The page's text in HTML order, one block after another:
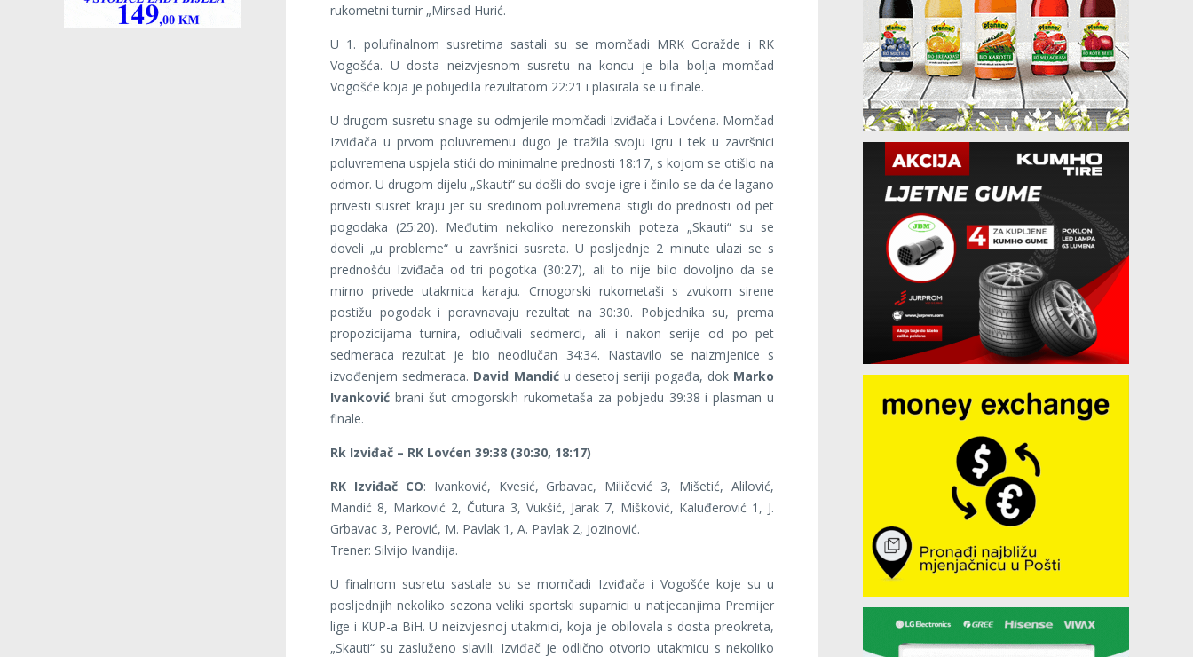
rukometni turnir „Mirsad Hurić.
U 1. polufinalnom susretima sastali su se momčadi MRK Goražde i RK
Vogošća. U dosta neizvjesnom susretu na koncu je bila bolja momčad
Vogošće koja je pobijedila rezultatom 22:21 i plasirala se u finale.
U drugom susretu snage su odmjerile momčadi Izviđača i Lovćena. Momčad
Izviđača u prvom poluvremenu dugo je tražila svoju igru i tek u završnici
poluvremena uspjela stići do minimalne prednosti 18:17, s kojom se otišlo na
odmor. U drugom dijelu „Skauti“ su došli do svoje igre i činilo se da će lagano
privesti susret kraju jer su sredinom poluvremena stigli do prednosti od pet
pogodaka (25:20). Međutim nekoliko nerezonskih poteza „Skauti“ su se
doveli „u probleme“ u završnici susreta. U posljednje 2 minute ulazi se s
prednošću Izviđača od tri pogotka (30:27), ali to nije bilo dovoljno da se
mirno privede utakmica karaju. Crnogorski rukometaši s zvukom sirene
postižu pogodak i poravnavaju rezultat na 30:30. Pobjednika su, prema
propozicijama turnira, odlučivali sedmerci, ali i nakon serije od po pet
sedmeraca rezultat je bio neodlučan 34:34. Nastavilo se naizmjenice s
izvođenjem sedmeraca. David Mandiću desetoj seriji pogađa, dok Marko
Ivanković brani šut crnogorskih rukometaša za pobjedu 39:38 i plasman u
finale.
Rk Izviđač – RK Lovćen 39:38 (30:30, 18:17)
RK Izviđač CO: Ivanković, Kvesić, Grbavac, Miličević 3, Mišetić, Alilović,
Mandić 8, Marković 2, Čutura 3, Vukšić, Jarak 7, Mišković, Kaluđerović 1, J.
Grbavac 3, Perović, M. Pavlak 1, A. Pavlak 2, Jozinović.
Trener: Silvijo Ivandija.
U finalnom susretu sastale su se momčadi Izviđača i Vogošće koje su u
posljednjih nekoliko sezona veliki sportski suparnici u natjecanjima Premijer
lige i KUP-a BiH. U neizvjesnoj utakmici, koja je obilovala s dosta preokreta,
„Skauti“ su zasluženo slavili. Izviđač je odlično otvorio utakmicu s nekoliko